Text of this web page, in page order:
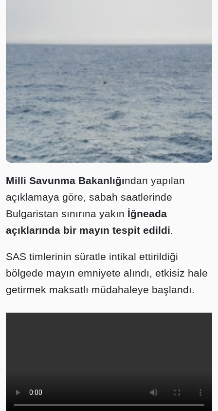
Milli Savunma Bakanlığından yapılan
açıklamaya göre, sabah saatlerinde
Bulgaristan sınırına yakın İğneada
açıklarında bir mayın tespit edildi.
SAS timlerinin süratle intikal ettirildiği
bölgede mayın emniyete alındı, etkisiz hale
getirmek maksatlı müdahaleye başlandı.